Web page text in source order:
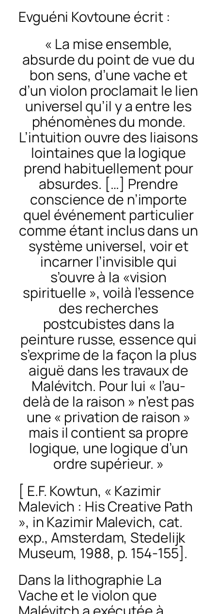
Evguéni Kovtoune écrit :
« La mise ensemble,
absurde du point de vue du
bon sens, d’une vache et
d’un violon proclamait le lien
universel qu’il y a entre les
phénomènes du monde.
L’intuition ouvre des liaisons
lointaines que la logique
prend habituellement pour
absurdes. […] Prendre
conscience de n’importe
quel événement particulier
comme étant inclus dans un
système universel, voir et
incarner l’invisible qui
s’ouvre à la «vision
spirituelle », voilà l’essence
des recherches
postcubistes dans la
peinture russe, essence qui
s’exprime de la façon la plus
aiguë dans les travaux de
Malévitch. Pour lui « l’au-
delà de la raison » n’est pas
une « privation de raison »
mais il contient sa propre
logique, une logique d’un
ordre supérieur. »
[ E.F. Коwtun, « Kazimir
Malevich : His Creative Path
», in Kazimir Malevich, cat.
exp., Amsterdam, Stedelijk
Museum, 1988, p. 154-155].
Dans la lithographie La
Vache et le violon que